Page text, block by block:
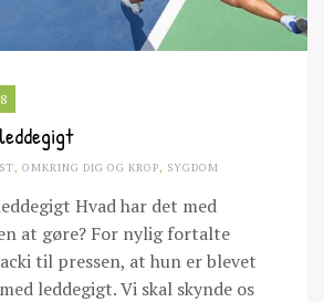
, OMKRING DIG OG KROP, SYGDOM
Hvad har det med
at gøre? For nylig fortalte
til pressen, at hun er blevet
leddegigt. Vi skal skynde os